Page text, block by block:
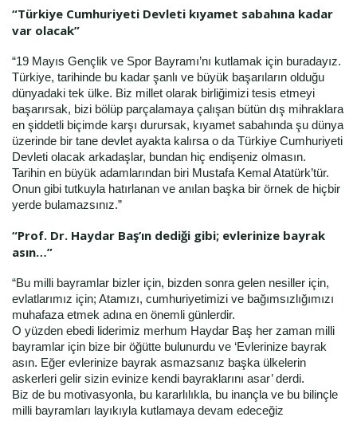
“Türkiye Cumhuriyeti Devleti kıyamet sabahına kadar
var olacak”
“19 Mayıs Gençlik ve Spor Bayramı’nı kutlamak için buradayız.
Türkiye, tarihinde bu kadar şanlı ve büyük başarıların olduğu
dünyadaki tek ülke. Biz millet olarak birliğimizi tesis etmeyi
başarırsak, bizi bölüp parçalamaya çalışan bütün dış mihraklara
en şiddetli biçimde karşı durursak, kıyamet sabahında şu dünya
üzerinde bir tane devlet ayakta kalırsa o da Türkiye Cumhuriyeti
Devleti olacak arkadaşlar, bundan hiç endişeniz olmasın.
Tarihin en büyük adamlarından biri Mustafa Kemal Atatürk’tür.
Onun gibi tutkuyla hatırlanan ve anılan başka bir örnek de hiçbir
yerde bulamazsınız.”
“Prof. Dr. Haydar Baş’ın dediği gibi; evlerinize bayrak
asın…”
“Bu milli bayramlar bizler için, bizden sonra gelen nesiller için,
evlatlarımız için; Atamızı, cumhuriyetimizi ve bağımsızlığımızı
muhafaza etmek adına en önemli günlerdir.
O yüzden ebedi liderimiz merhum Haydar Baş her zaman milli
bayramlar için bize bir öğütte bulunurdu ve ‘Evlerinize bayrak
asın. Eğer evlerinize bayrak asmazsanız başka ülkelerin
askerleri gelir sizin evinize kendi bayraklarını asar’ derdi.
Biz de bu motivasyonla, bu kararlılıkla, bu inançla ve bu bilinçle
milli bayramları layıkıyla kutlamaya devam edeceğiz